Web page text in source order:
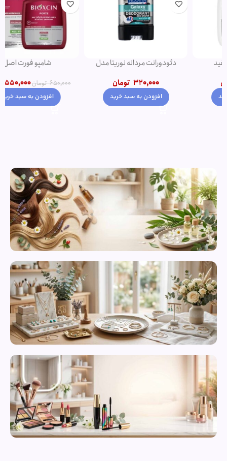
دئودورانت مردانه نوریتا مدل
تومان
افزودن به سبد خرید
شامپو فورت اصل
تومان550,000 تومان
افزودن به سبد خرید
محصولات
مراقبت از
پوست